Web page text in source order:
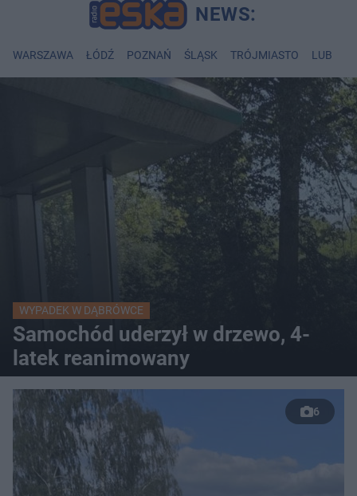
WARSZAWA ŁÓDŹ POZNAŃ ŚLĄSK TRÓJMIASTO LUBLIN
WYPADEK W DĄBRÓWCE
Samochód uderzył w drzewo, 4-
latek reanimowany
6